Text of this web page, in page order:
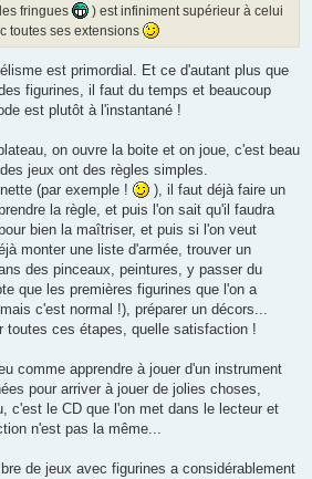
fringues
) est infiniment supérieur à celui
toutes ses extensions
est primordial. Et ce d'autant plus que
figurines, il faut du temps et beaucoup
est plutôt à l'instantané !
on ouvre la boite et on joue, c'est beau
jeux ont des règles simples.
(par exemple !
), il faut déjà faire un
la règle, et puis l'on sait qu'il faudra
bien la maîtriser, et puis si l'on veut
monter une liste d'armée, trouver un
des pinceaux, peintures, y passer du
que les premières figurines que l'on a
c'est normal !), préparer un décors...
toutes ces étapes, quelle satisfaction !
comme apprendre à jouer d'un instrument
pour arriver à jouer de jolies choses,
c'est le CD que l'on met dans le lecteur et
n'est pas la même...
de jeux avec figurines a considérablement